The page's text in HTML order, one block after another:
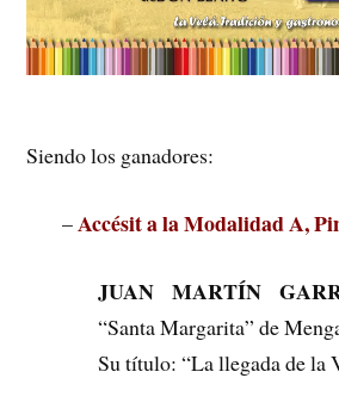
Siendo los ganadores:
–Accésit a la Modalidad A,
JUAN MARTÍN
“Santa Margarita” de
Su título: “La llegada de la